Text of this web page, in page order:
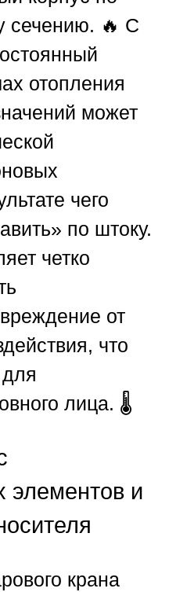
сечению. 🔥 С
отопления
может
чего
по штоку.
четко
от
что
лица. 🌡️
элементов и
крана